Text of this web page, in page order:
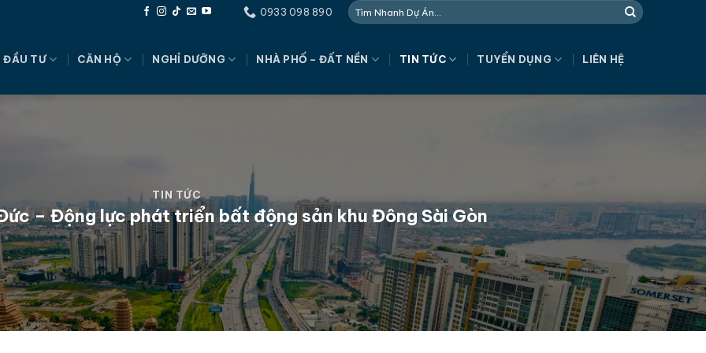
0933 098 890
ĐẦU TƯ CĂN HỘ NGHỈ DƯỠNG NHÀ PHỐ – ĐẤT NỀN TIN TỨC TUYỂN DỤNG LIÊN HỆ
TIN TỨC
– Động lực phát triển bất động sản khu Đông Sài Gòn